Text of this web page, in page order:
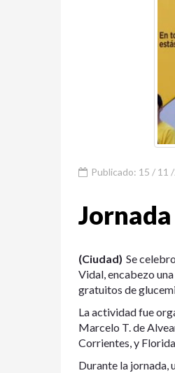
Publicado: 15 / 11
(Ciudad) Se
Vidal, encabezo
gratuitos de
La actividad fue
Marcelo T. de
Corrientes, y
Durante la jornada,